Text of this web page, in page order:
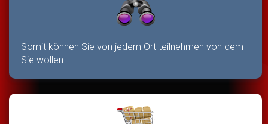
Somit können Sie von jedem Ort teilnehmen von dem
Sie wollen.